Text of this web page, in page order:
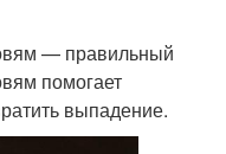
— правильный
помогает
выпадение.